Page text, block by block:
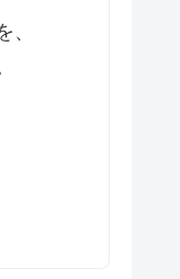
、